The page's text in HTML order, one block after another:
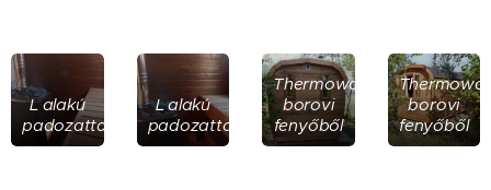
L alakú
padozattal
L alakú
padozattal
Thermowood
borovi
fenyőből
borovi
fenyőből